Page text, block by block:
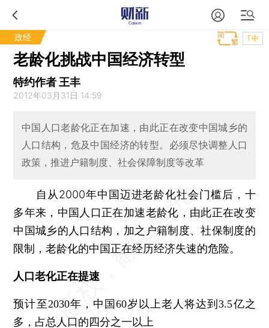
政经 T中
老龄化挑战中国经济转型
特约作者 王丰
2012年03月31日 14:59
中国人口老龄化正在加速，由此正在改变中国城乡的
人口结构，危及中国经济的转型。必须尽快调整人口
政策，推进户籍制度、社会保障制度等改革
自从2000年中国迈进老龄化社会门槛后，十
多年来，中国人口正在加速老龄化，由此正在改变
中国城乡的人口结构，加之户籍制度、社保制度的
限制，老龄化的中国正在经历经济失速的危险。
人口老化正在提速
预计至2030年，中国60岁以上老人将达到3.5亿之
多，占总人口的四分之一以上